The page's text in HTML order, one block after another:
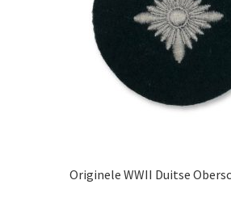
Originele WWII Duitse